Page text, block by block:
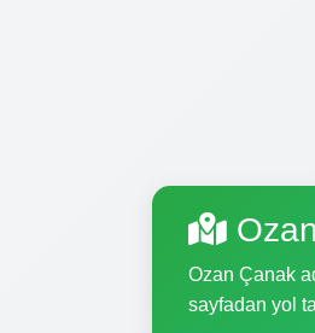
Ozan Çanak
sayfadan yol